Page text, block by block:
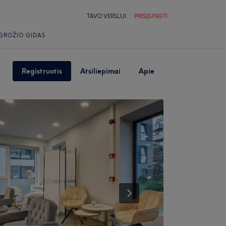
TAVO VERSLUI PRISIJUNGTI
GIDAS
Registruotis Atsiliepimai Apie